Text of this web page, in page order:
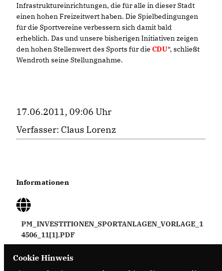
Infrastruktureinrichtungen, die für alle in dieser Stadt
einen hohen Freizeitwert haben. Die Spielbedingungen
für die Sportvereine verbessern sich damit bald
erheblich. Das und unsere bisherigen Initiativen zeigen
den hohen Stellenwert des Sports für die CDU“, schließt
Wendroth seine Stellungnahme.
17.06.2011, 09:06 Uhr
Verfasser: Claus Lorenz
Informationen
PM_INVESTITIONEN_SPORTANLAGEN_VORLAGE_1
4506_11[1].PDF
Cookie Hinweis